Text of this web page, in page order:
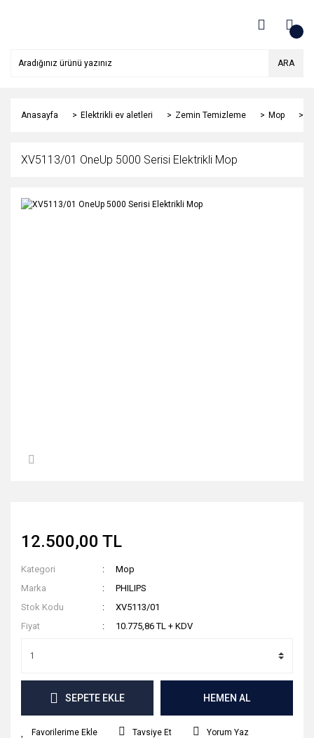
ARA
Anasayfa Elektrikli ev aletleri Zemin Temizleme Mop
XV5113/01 OneUp 5000 Serisi Elektrikli Mop
12.500,00 TL
Kategori
Mop
Marka
PHILIPS
Stok Kodu
XV5113/01
Fiyat
10.775,86 TL + KDV
SEPETE EKLE HEMEN AL
Tavsiye Et Yorum Yaz